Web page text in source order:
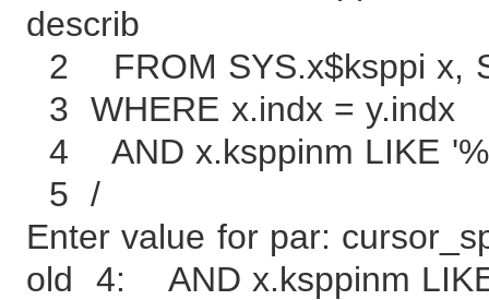
describ
2 FROM SYS.x$ksppi x,
3 WHERE x.indx = y.indx
4 AND x.ksppinm LIKE
5 /
Enter value for par:
old 4: AND x.ksppinm